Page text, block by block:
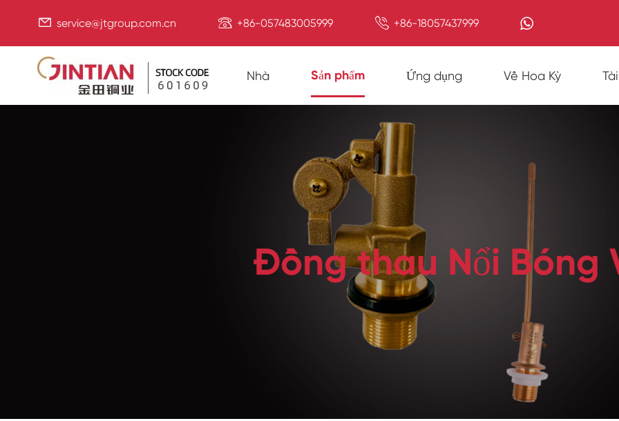
 service@jtgroup.com.cn  +86-057483005999  +86-18057437999
Nhà Sản phẩm Ứng dụng Về Hoa Kỳ
Đồng thau Nổi Bóng